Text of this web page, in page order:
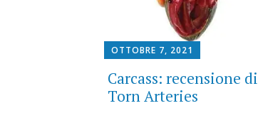
OTTOBRE 7, 2021
Carcass: recensione di
Torn Arteries